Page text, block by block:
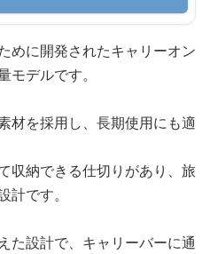
めに開発されたキャリーオン
デルです。
材を採用し、長期使用にも適
収納できる仕切りがあり、旅
です。
た設計で、キャリーバーに通